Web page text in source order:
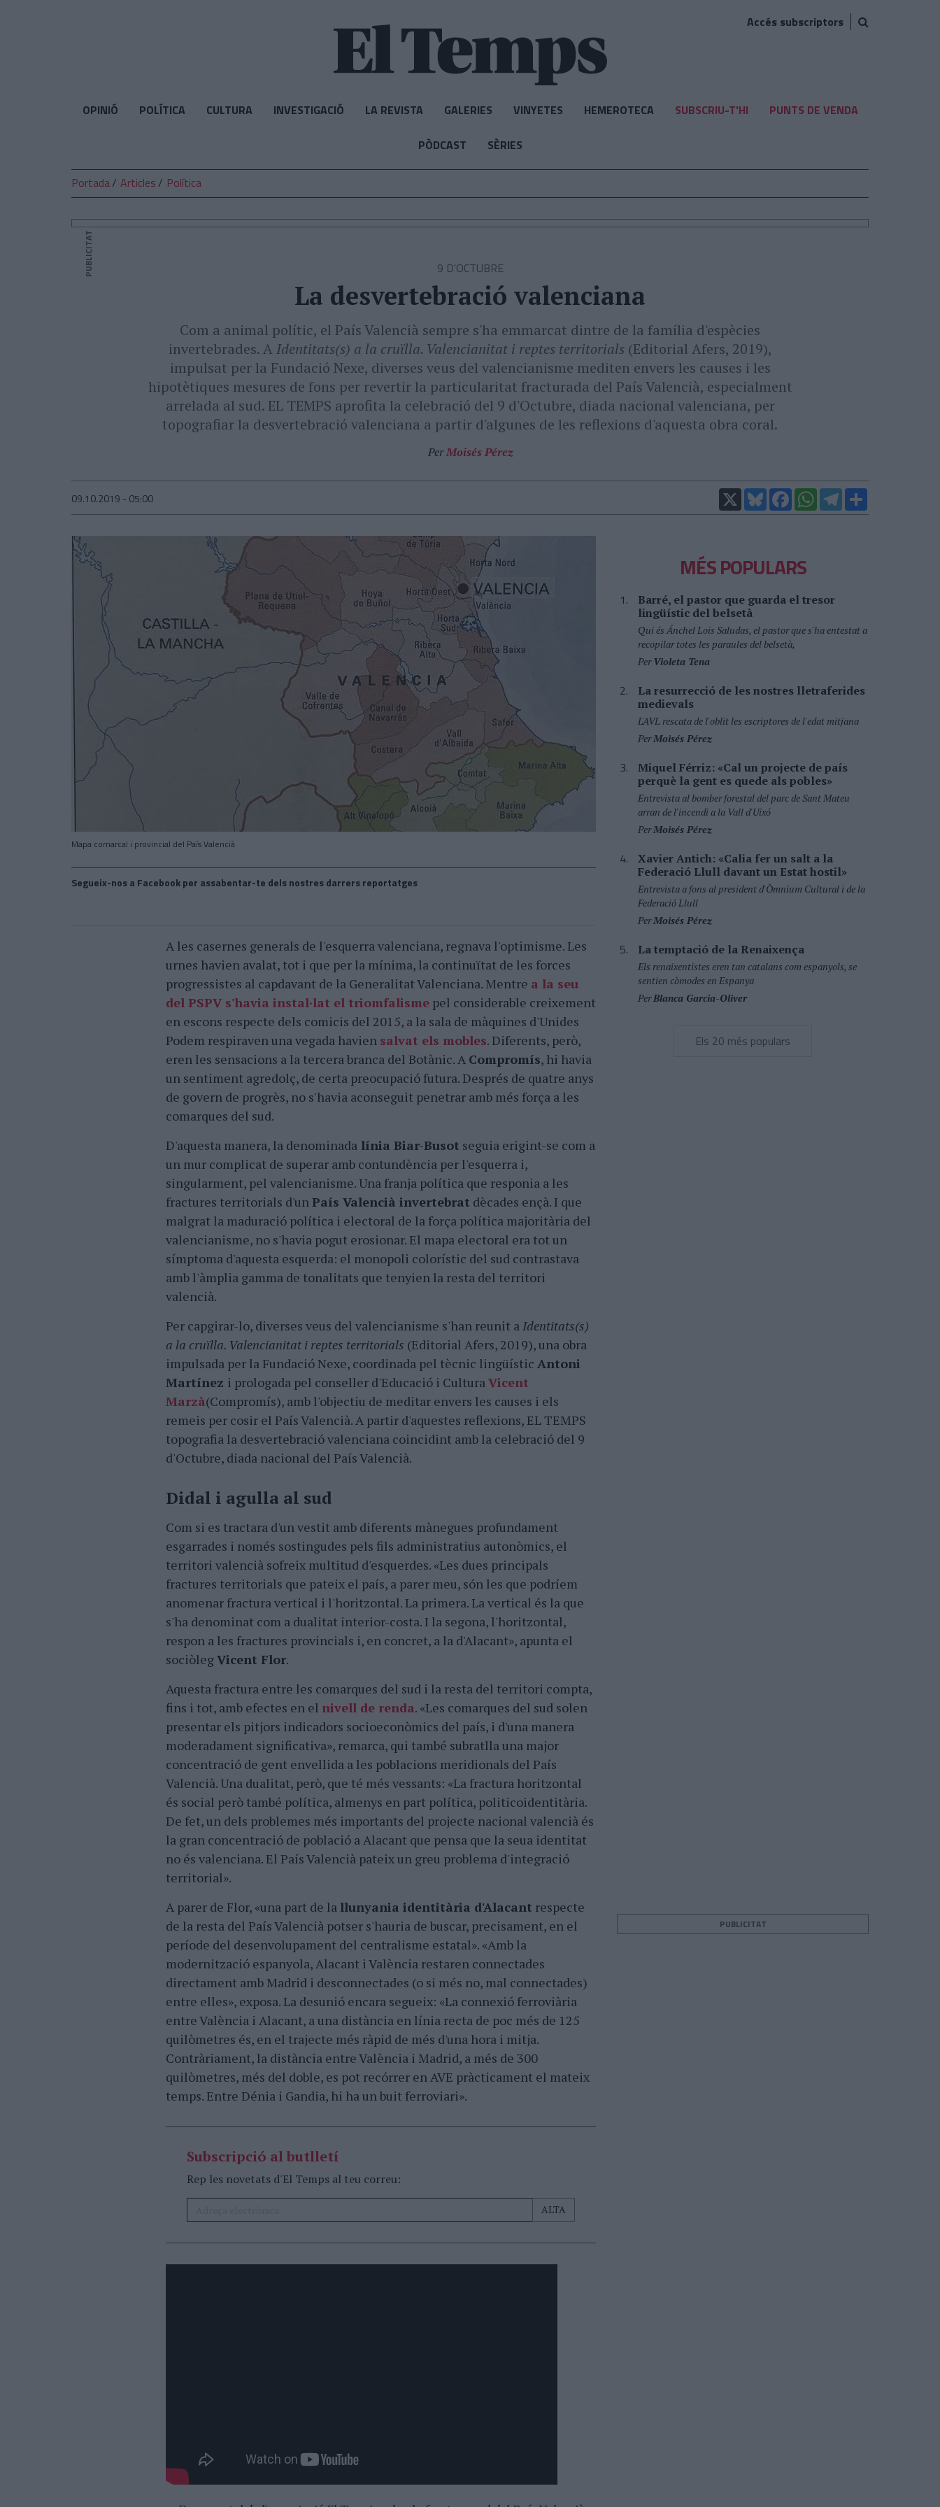
Accés subscriptors
OPINIÓ POLÍTICA CULTURA INVESTIGACIÓ LA REVISTA GALERIES VINYETES HEMEROTECA SUBSCRIU-T'HI PUNTS DE VENDA
PÒDCAST SÈRIES
Portada Articles Política
PUBLICITAT 9 D'OCTUBRE
La desvertebració valenciana
Com a animal polític, el País Valencià sempre s'ha emmarcat dintre de la família d'espècies
invertebrades. A Identitats(s) a la cruïlla. Valencianitat i reptes territorials (Editorial Afers, 2019),
impulsat per la Fundació Nexe, diverses veus del valencianisme mediten envers les causes i les
hipotètiques mesures de fons per revertir la particularitat fracturada del País Valencià, especialment
arrelada al sud. EL TEMPS aprofita la celebració del 9 d'Octubre, diada nacional valenciana, per
topografiar la desvertebració valenciana a partir d'algunes de les reflexions d'aquesta obra coral.
PerMoisés Pérez
09.10.2019 - 05:00 X BlueskyFacebookWhatsAppTelegram
Mapa comarcal i provincial del País Valencià
Segueix-nos a Facebook per assabentar-te dels nostres darrers reportatges
A les casernes generals de l'esquerra valenciana, regnava l'optimisme. Les
urnes havien avalat, tot i que per la mínima, la continuïtat de les forces
progressistes al capdavant de la Generalitat Valenciana. Mentre a la seu
del PSPV s'havia instal·lat el triomfalisme pel considerable creixement
en escons respecte dels comicis del 2015, a la sala de màquines d'Unides
Podem respiraven una vegada havien salvat els mobles. Diferents, però,
eren les sensacions a la tercera branca del Botànic. A Compromís, hi havia
un sentiment agredolç, de certa preocupació futura. Després de quatre anys
de govern de progrès, no s'havia aconseguit penetrar amb més força a les
comarques del sud.
D'aquesta manera, la denominada línia Biar-Busot seguia erigint-se com a
un mur complicat de superar amb contundència per l'esquerra i,
singularment, pel valencianisme. Una franja política que responia a les
fractures territorials d'unPaís Valencià invertebrat dècades ençà. I que
malgrat la maduració política i electoral de la força política majoritària del
valencianisme, no s'havia pogut erosionar. El mapa electoral era tot un
símptoma d'aquesta esquerda: el monopoli colorístic del sud contrastava
amb l'àmplia gamma de tonalitats que tenyien la resta del territori
valencià.
Per capgirar-lo, diverses veus del valencianisme s'han reunit aIdentitats(s)
a la cruïlla. Valencianitat i reptes territorials (Editorial Afers, 2019), una obra
impulsada per la Fundació Nexe, coordinada pel tècnic lingüístic Antoni
Martínez i prologada pel conseller d'Educació i CulturaVicent
Marzà(Compromís), amb l'objectiu de meditar envers les causes i els
remeis per cosir el País Valencià. A partir d'aquestes reflexions, EL TEMPS
topografia la desvertebració valenciana coincidint amb la celebració del 9
d'Octubre, diada nacional del País Valencià.
Didal i agulla al sud
Com si es tractara d'un vestit amb diferents mànegues profundament
esgarrades i només sostingudes pels fils administratius autonòmics, el
territori valencià sofreix multitud d'esquerdes. «Les dues principals
fractures territorials que pateix el país, a parer meu, són les que podríem
anomenar fractura vertical i l'horitzontal. La primera. La vertical és la que
s'ha denominat com a dualitat interior-costa. I la segona, l'horitzontal,
respon a les fractures provincials i, en concret, a la d'Alacant», apunta el
sociòlegVicent Flor.
Aquesta fractura entre les comarques del sud i la resta del territori compta,
fins i tot, amb efectes en el nivell de renda. «Les comarques del sud solen
presentar els pitjors indicadors socioeconòmics del país, i d'una manera
moderadament significativa», remarca, qui també subratlla una major
concentració de gent envellida a les poblacions meridionals del País
Valencià. Una dualitat, però, que té més vessants: «La fractura horitzontal
és social però també política, almenys en part política, politicoidentitària.
De fet, un dels problemes més importants del projecte nacional valencià és
la gran concentració de població a Alacant que pensa que la seua identitat
no és valenciana. El País Valencià pateix un greu problema d'integració
territorial».
A parer de Flor, «una part de la llunyania identitària d'Alacant respecte
de la resta del País Valencià potser s'hauria de buscar, precisament, en el
període del desenvolupament del centralisme estatal». «Amb la
modernització espanyola, Alacant i València restaren connectades
directament amb Madrid i desconnectades (o si més no, mal connectades)
entre elles», exposa. La desunió encara segueix: «La connexió ferroviària
entre València i Alacant, a una distància en línia recta de poc més de 125
quilòmetres és, en el trajecte més ràpid de més d'una hora i mitja.
Contràriament, la distància entre València i Madrid, a més de 300
quilòmetres, més del doble, es pot recórrer en AVE pràcticament el mateix
temps. Entre Dénia i Gandia, hi ha un buit ferroviari».
Subscripció al butlletí
Rep les novetats d'El Temps al teu correu:
MÉS POPULARS
Barré, el pastor que guarda el tresor
lingüístic del belsetà
Qui és Ánchel Lois Saludas, el pastor que s'ha entestat a
recopilar totes les paraules del belsetà,
PerVioleta Tena
La resurrecció de les nostres lletraferides
medievals
L'AVL rescata de l'oblit les escriptores de l'edat mitjana
PerMoisés Pérez
Miquel Férriz: «Cal un projecte de país
perquè la gent es quede als pobles»
Entrevista al bomber forestal del parc de Sant Mateu
arran de l'incendi a la Vall d'Uixó
PerMoisés Pérez
Xavier Antich: «Calia fer un salt a la
Federació Llull davant un Estat hostil»
Entrevista a fons al president d'Òmnium Cultural i de la
Federació Llull
PerMoisés Pérez
La temptació de la Renaixença
Els renaixentistes eren tan catalans com espanyols, se
sentien còmodes en Espanya
PerBlanca Garcia-Oliver
Els 20 més populars
PUBLICITAT